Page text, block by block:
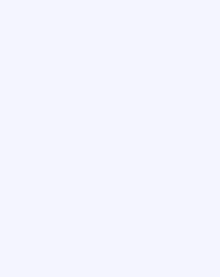
◎/土日休
み／愛される美容インストラクター 6043